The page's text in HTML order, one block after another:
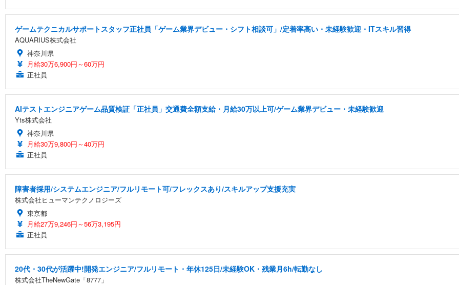
ゲームテクニカルサポートスタッフ正社員「ゲーム業界デビュー・シフト相談可」/定着率高い・未経験歓迎・ITスキル習得
AQUARIUS株式会社
神奈川県
月給30万6,900円～60万円
正社員
AIテストエンジニアゲーム品質検証「正社員」交通費全額支給・月給30万以上可/ゲーム業界デビュー・未経験歓迎
Yts株式会社
神奈川県
月給30万9,800円～40万円
正社員
障害者採用/システムエンジニア/フルリモート可/フレックスあり/スキルアップ支援充実
株式会社ヒューマンテクノロジーズ
東京都
月給27万9,246円～56万3,195円
正社員
20代・30代が活躍中!開発エンジニア/フルリモート・年休125日/未経験OK・残業月6h/転勤なし
株式会社TheNewGate「8777」